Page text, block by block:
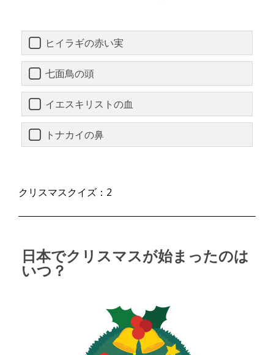
ヒイラギの赤い実
七面鳥の頭
イエスキリストの血
トナカイの鼻
クリスマスクイズ：2
日本でクリスマスが始まったのは
いつ？